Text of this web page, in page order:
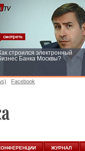
строился электронный
Банка Москвы?
Facebook
ЖУРНАЛ